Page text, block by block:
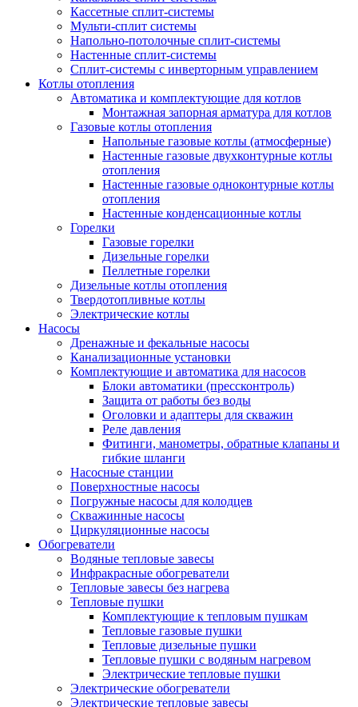
Кассетные сплит-системы
Мульти-сплит системы
Напольно-потолочные сплит-системы
Настенные сплит-системы
Сплит-системы с инверторным управлением
Котлы отопления
Автоматика и комплектующие для котлов
Монтажная запорная арматура для котлов
Газовые котлы отопления
Напольные газовые котлы (атмосферные)
Настенные газовые двухконтурные котлы
отопления
Настенные газовые одноконтурные котлы
отопления
Настенные конденсационные котлы
Горелки
Газовые горелки
Дизельные горелки
Пеллетные горелки
Дизельные котлы отопления
Твердотопливные котлы
Электрические котлы
Насосы
Дренажные и фекальные насосы
Канализационные установки
Комплектующие и автоматика для насосов
Блоки автоматики (прессконтроль)
Защита от работы без воды
Оголовки и адаптеры для скважин
Реле давления
Фитинги, манометры, обратные клапаны и
гибкие шланги
Насосные станции
Поверхностные насосы
Погружные насосы для колодцев
Скважинные насосы
Циркуляционные насосы
Обогреватели
Водяные тепловые завесы
Инфракрасные обогреватели
Тепловые завесы без нагрева
Тепловые пушки
Комплектующие к тепловым пушкам
Тепловые газовые пушки
Тепловые дизельные пушки
Тепловые пушки с водяным нагревом
Электрические тепловые пушки
Электрические обогреватели
Электрические тепловые завесы